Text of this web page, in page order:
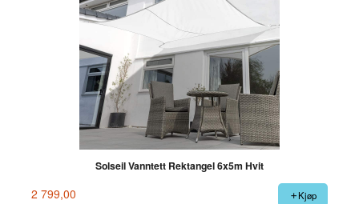
Solseil Vanntett Rektangel 6x5m Hvit
2 799,00 Kjøp